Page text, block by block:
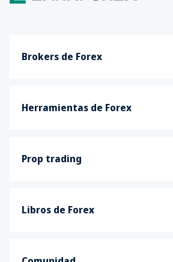
Brokers de Forex
Herramientas de Forex
Prop trading
Libros de Forex